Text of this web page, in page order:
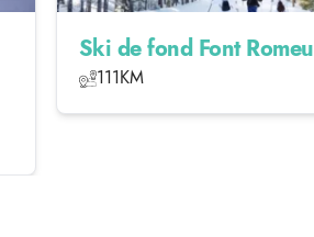
Ski de fond Font Romeu
111KM